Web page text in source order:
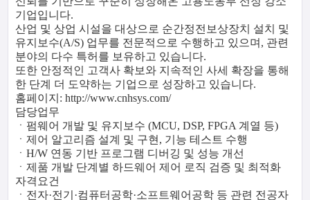
기업입니다.
산업 및 상업 시설을 대상으로 순간정전보상장치 설치 및
유지보수(A/S) 업무를 전문적으로 수행하고 있으며, 관련
분야의 다수 특허를 보유하고 있습니다.
또한 안정적인 고객사 확보와 지속적인 사세 확장을 통해
한 단계 더 도약하는 기업으로 성장하고 있습니다.
홈페이지: http://www.cnhsys.com/
담당업무
ㆍ펌웨어 개발 및 유지보수 (MCU, DSP, FPGA 계열 등)
ㆍ제어 알고리즘 설계 및 구현, 기능 테스트 수행
ㆍH/W 연동 기반 프로그램 디버깅 및 성능 개선
ㆍ제품 개발 단계별 하드웨어 제어 로직 검증 및 최적화
자격요건
ㆍ전자·전기·컴퓨터공학·소프트웨어공학 등 관련 전공자